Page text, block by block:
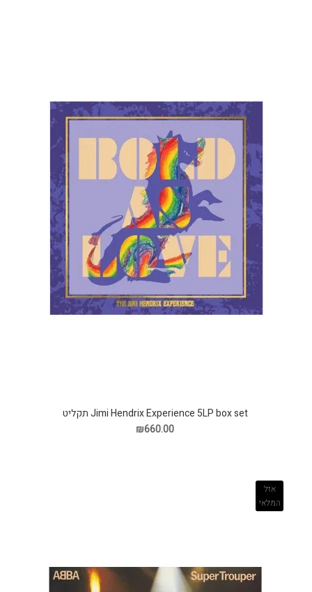
Jimi Hendrix Experience 5LP box set תקליט
₪660.00
אזל
המלאי